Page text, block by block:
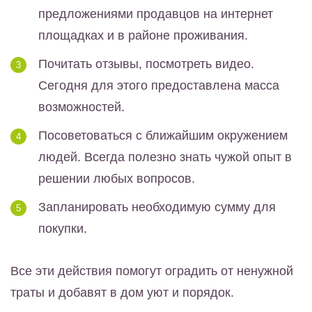
предложениями продавцов на интернет
площадках и в районе проживания.
Почитать отзывы, посмотреть видео.
Сегодня для этого предоставлена масса
возможностей.
Посоветоваться с ближайшим окружением
людей. Всегда полезно знать чужой опыт в
решении любых вопросов.
Запланировать необходимую сумму для
покупки.
Все эти действия помогут оградить от ненужной
траты и добавят в дом уют и порядок.